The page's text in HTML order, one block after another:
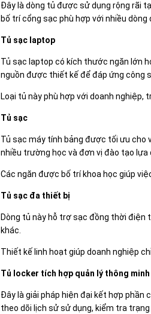
Đây là dòng tủ được sử dụng rộng rãi
bố trí cổng sạc phù hợp với nhiều
Tủ sạc laptop
Tủ sạc laptop có kích thước ngăn lớn
nguồn được thiết kế để đáp ứng công
Loại tủ này phù hợp với doanh
Tủ sạc
Tủ sạc máy tính bảng được tối ưu cho
nhiều trường học và đơn vị đào tạo lựa
Các ngăn được bố trí khoa học giúp
Tủ sạc đa thiết bị
Dòng tủ này hỗ trợ sạc đồng thời điện
khác.
Thiết kế linh hoạt giúp doanh nghiệp
Tủ locker tích hợp quản lý thông minh
Đây là giải pháp hiện đại kết hợp phần
theo dõi lịch sử sử dụng, kiểm tra